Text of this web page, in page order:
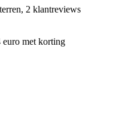
2 klantreviews
met korting